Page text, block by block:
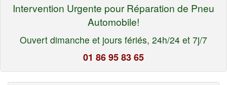
Intervention Urgente pour Réparation de Pneu
Automobile!
Ouvert dimanche et jours fériés, 24h/24 et 7j/7
01 86 95 83 65